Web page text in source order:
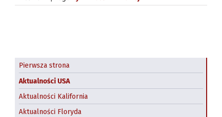
Pierwsza strona
Aktualności USA
Aktualności Kalifornia
Aktualności Floryda